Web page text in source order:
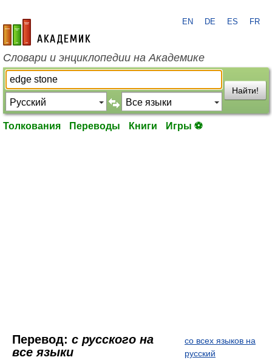
academic.ru
EN DE ES FR
Словари и энциклопедии на Академике
Найти!
Толкования Переводы Книги Игры ⚽
Перевод: с русского на
все языки
со всех языков на
русский